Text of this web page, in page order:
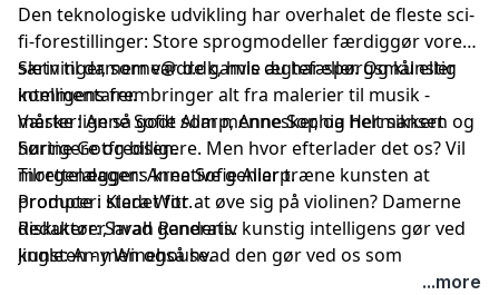
Den teknologiske udvikling har overhalet de fleste sci-
fi-forestillinger: Store sprogmodeller færdiggør vores
sætninger, som var de gamle ægtefæller. Og kunstig
intelligens frembringer alt fra malerier til musik -
måske lige så godt som mennesker, og helt sikkert
hurtigere og billigere. Men hvor efterlader det os? Vil
morgendagens kreative genier træne kunsten at
prompte i stedet for at øve sig på violinen? Damerne
diskuterer, hvad generativ kunstig intelligens gør ved
kunsten - men også hvad den gør ved os som
mennesker og ved vores evne til at tænke og skabe
Skriv tildamerne@dr.dk, hvis du har spørgsmål eller
kommentarer.
Værter: Anne Sofie Allarp, Anne Sophia Hermansen og
Sørine Gotfredsen.
Tilrettelægger: Anne Sofie Allarp.
Producer: Klara Witt.
Redaktør: Sarah Randeris.
Jingle: Amy Winehouse.
...more